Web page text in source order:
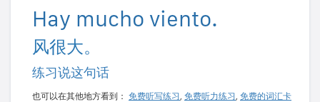
Hay mucho viento.
风很大。
练习说这句话
也可以在其他地方看到： 免费听写练习, 免费听力练习, 免费的词汇卡